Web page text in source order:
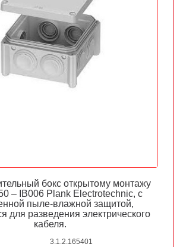
бокс открытому монтажу
– IB006 Plank Electrotechnic, с
пыле-влажной защитой,
для разведения электрического
кабеля.
3.1.2.165401